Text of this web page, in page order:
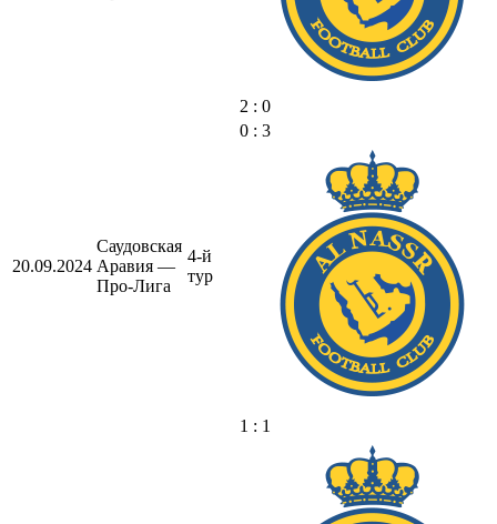
2 : 0
20.09.2024
Саудовская
Аравия —
Про-Лига
4-й
тур
0 : 3
1 : 1